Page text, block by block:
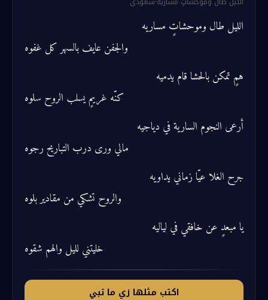
الليل طال وموحشاتٍ مساريه
والجفن عايف بالسهر كل غفوه
همٍ تمكن بالحشا قام يدميه
كنّه غريمٍ يسلب الروح سلوه
أرعى النجوم السارية في دياجيه
مالي ورى درب التباريح رجوه
جرح الغلا عيّا زماني يداويه
والروح تشكي من مقادير بلوه
يا مبعدٍ عن خافقي في لياليه
خليتني لليل والهم شقوه
اكتب مثلها زي ما تبي